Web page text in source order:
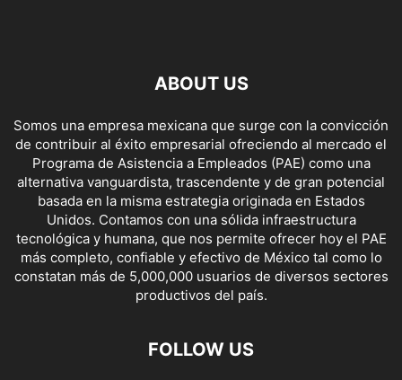
ABOUT US
Somos una empresa mexicana que surge con la convicción
de contribuir al éxito empresarial ofreciendo al mercado el
Programa de Asistencia a Empleados (PAE) como una
alternativa vanguardista, trascendente y de gran potencial
basada en la misma estrategia originada en Estados
Unidos. Contamos con una sólida infraestructura
tecnológica y humana, que nos permite ofrecer hoy el PAE
más completo, confiable y efectivo de México tal como lo
constatan más de 5,000,000 usuarios de diversos sectores
productivos del país.
FOLLOW US